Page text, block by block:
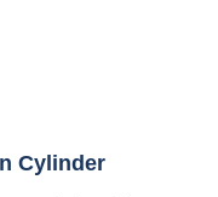
Cylinder